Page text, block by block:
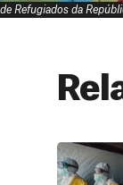
Refugiados da